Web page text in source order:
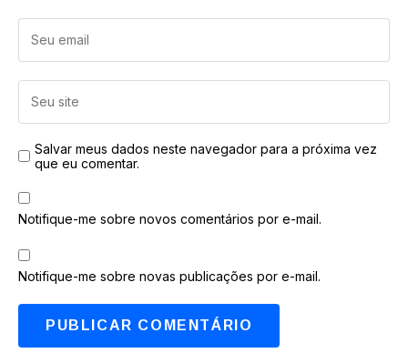
Salvar meus dados neste navegador para a próxima vez
que eu comentar.
Notifique-me sobre novos comentários por e-mail.
Notifique-me sobre novas publicações por e-mail.